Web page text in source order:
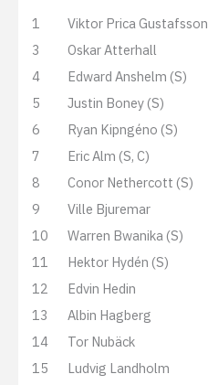
1
Viktor Prica Gustafsson
3
Oskar Atterhall
4
Edward Anshelm (S)
5
Justin Boney (S)
6
Ryan Kipngéno (S)
7
Eric Alm (S, C)
8
Conor Nethercott (S)
9
Ville Bjuremar
10
Warren Bwanika (S)
11
Hektor Hydén (S)
12
Edvin Hedin
13
Albin Hagberg
14
Tor Nubäck
15
Ludvig Landholm